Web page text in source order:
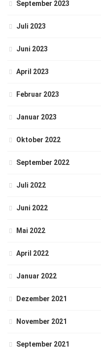
September 2023
Juli 2023
Juni 2023
April 2023
Februar 2023
Januar 2023
Oktober 2022
September 2022
Juli 2022
Juni 2022
Mai 2022
April 2022
Januar 2022
Dezember 2021
November 2021
September 2021